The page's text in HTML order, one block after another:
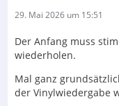
29. Mai 2026 um 15:51
Der Anfang muss
wiederholen.
Mal ganz
der Vinylwiedergabe